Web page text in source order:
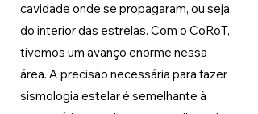
cavidade onde se propagaram, ou seja,
do interior das estrelas. Com o CoRoT,
tivemos um avanço enorme nessa
área. A precisão necessária para fazer
sismologia estelar é semelhante à